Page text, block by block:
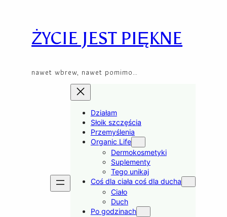
contentŻYCIE JEST PIĘKNE
nawet wbrew, nawet pomimo…
Działam
Słoik szczęścia
Przemyślenia
Organic Life
Dermokosmetyki
Suplementy
Tego unikaj
Coś dla ciała coś dla ducha
Ciało
Duch
Po godzinach